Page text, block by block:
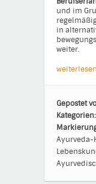
und im
in
weiter.
Gepostet
Kategorien:
Ayurveda-